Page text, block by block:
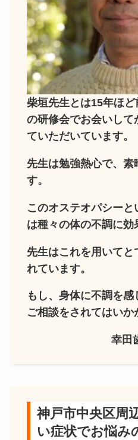
柴垣先生とは15年ほ
の研修会でお会いして
ていただいています。
先生は勉強熱心で、素
す。
このオステオパシー
は種々の体の不調に効
先生はこれを用いてと
れています。
もし、身体に不調を
ご相談をされてはいか
幸
神戸市中央区周
い症状でお悩み